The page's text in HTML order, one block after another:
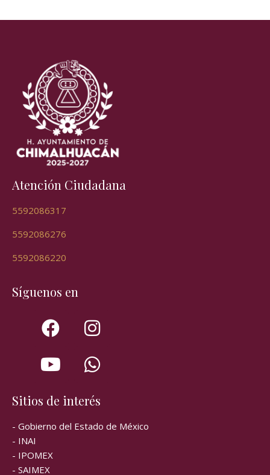
Atención Ciudadana
5592086317
5592086276
5592086220
Síguenos en
Sitios de interés
- Gobierno del Estado de México
- INAI
- IPOMEX
- SAIMEX